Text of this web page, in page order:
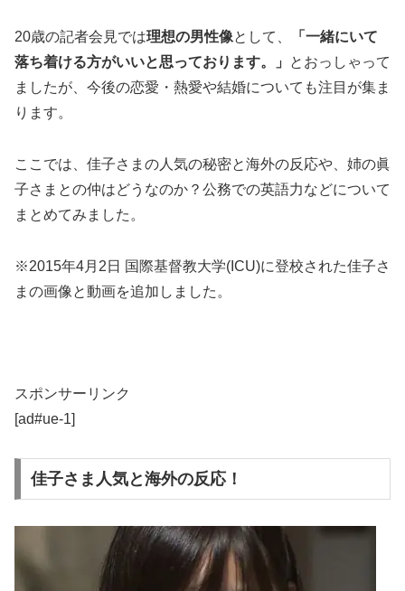
20歳の記者会見では理想の男性像として、
「一緒にいて
落ち着ける方がいいと思っております。」
とおっしゃって
ましたが、今後の恋愛・熱愛や結婚についても注目が集ま
ります。
ここでは、佳子さまの人気の秘密と海外の反応や、姉の眞
子さまとの仲はどうなのか？公務での英語力などについて
まとめてみました。
※2015年4月2日 国際基督教大学(ICU)に登校された佳子さ
まの画像と動画を追加しました。
スポンサーリンク
[ad#ue-1]
佳子さま人気と海外の反応！